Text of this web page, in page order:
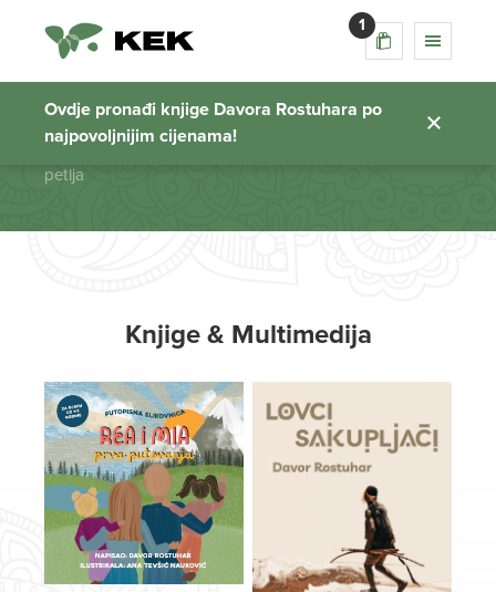
1
Ovdje pronađi knjige Davora Rostuhara po
najpovoljnijim cijenama!
petlja
Početna stranica
petlja
Knjige & Multimedija